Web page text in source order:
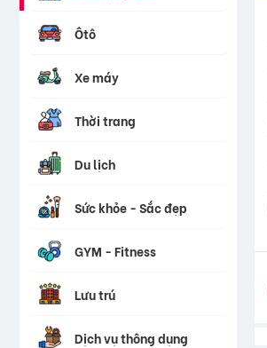
Ôtô
Xe máy
Thời trang
Du lịch
Sức khỏe - Sắc đẹp
GYM - Fitness
Lưu trú
Dịch vụ thông dụng